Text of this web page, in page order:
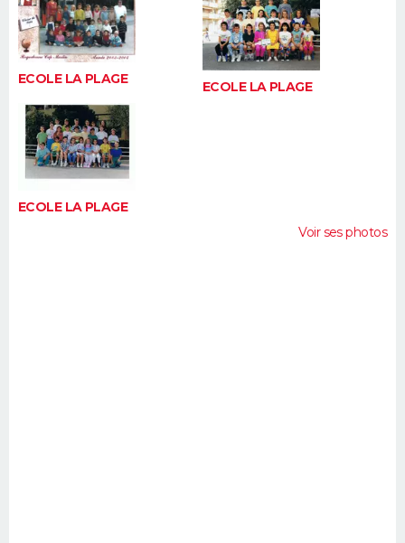
FORUM
Bricolage
Lifestyle
Culture
Sport
Auto
Television
Voyage
Cinema
ECOLE LA PLAGE ECOLE LA PLAGE
ECOLE LA PLAGE
Voir ses photos